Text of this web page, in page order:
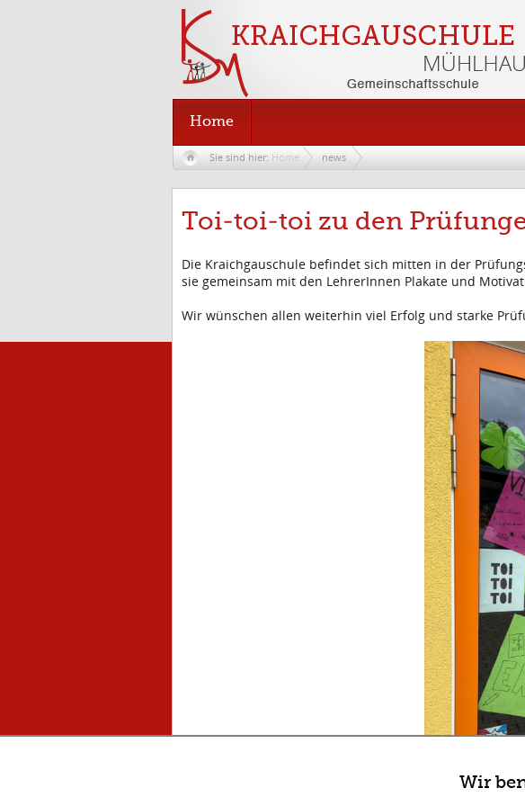
Home
Sie sind hier: Home news
Toi-toi-toi zu den
Die Kraichgauschule befindet sich mitten in der
sie gemeinsam mit den LehrerInnen Plakate und
Wir wünschen allen weiterhin viel Erfolg und starke
Wir